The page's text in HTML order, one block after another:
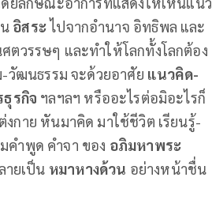
อิสระไปจากอำนาจ อิทธิพล และ
ตวรรษๆ และทำให้โลกทั้งโลกต้อง
-วัฒนธรรม จะด้วยอาศัย แนวคิด-
ธุรกิจ ฯลฯลฯ หรืออะไรต่อมิอะไรก็
กาย หันมาคิด มาใช้ชีวิต เรียนรู้-
คำพูด คำจา ของ อภิมหาพระ
ยเป็น หมาหางด้วน อย่างหน้าชื่น